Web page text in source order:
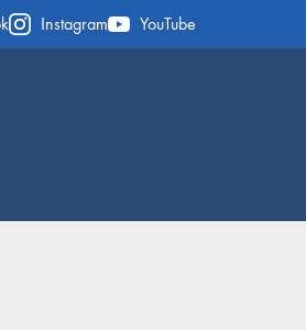
Instagram YouTube